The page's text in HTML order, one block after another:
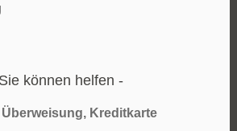
Sie können helfen
Kreditkarte